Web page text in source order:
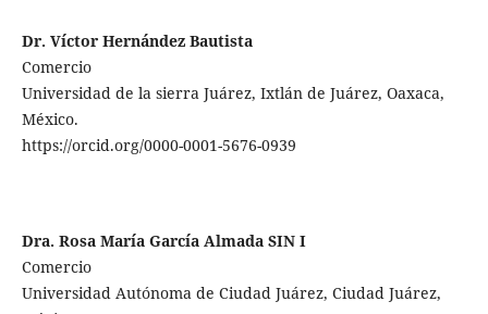
Dr. Víctor Hernández Bautista
Comercio
Universidad de la sierra Juárez, Ixtlán de Juárez, Oaxaca,
México.
https://orcid.org/0000-0001-5676-0939
Dra. Rosa María García Almada SIN I
Comercio
Universidad Autónoma de Ciudad Juárez, Ciudad Juárez,